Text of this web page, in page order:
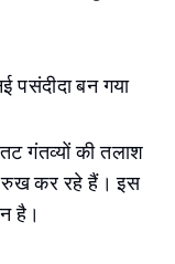
पसंदीदा बन गया
गंतव्यों की तलाश
रुख कर रहे हैं। इस
है।